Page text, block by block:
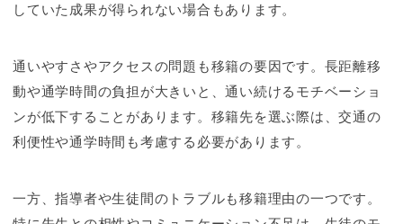
していた成果が得られない場合もあります。
通いやすさやアクセスの問題も移籍の要因です。長距離移
動や通学時間の負担が大きいと、通い続けるモチベーショ
ンが低下することがあります。移籍先を選ぶ際は、交通の
利便性や通学時間も考慮する必要があります。
一方、指導者や生徒間のトラブルも移籍理由の一つです。